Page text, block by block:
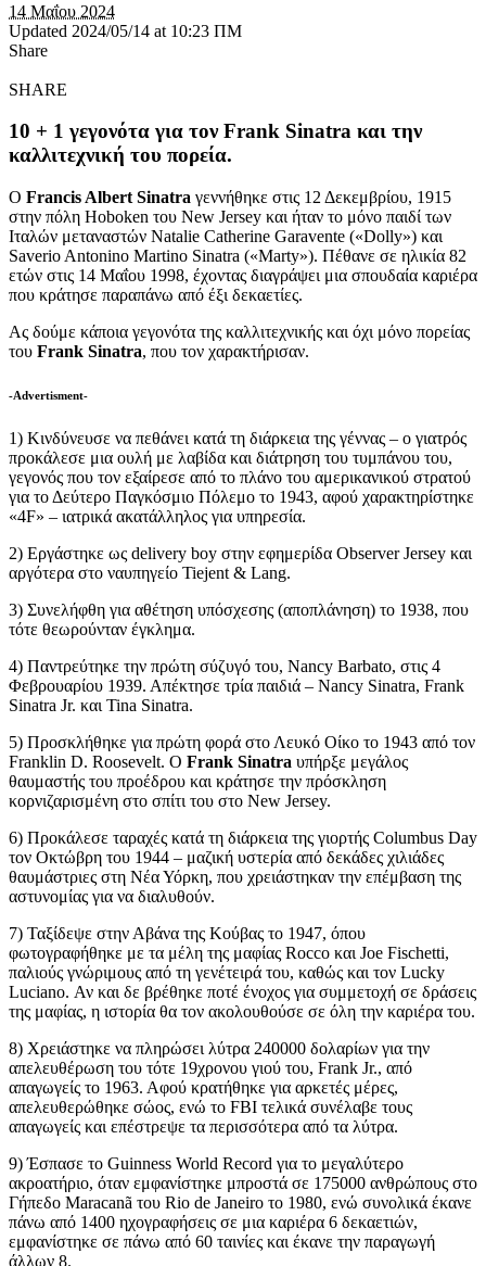
14 Μαΐου 2024
Updated 2024/05/14 at 10:23 ΠΜ
Share
SHARE
10 + 1 γεγονότα για τον Frank Sinatra και την
καλλιτεχνική του πορεία.
Ο Francis Albert Sinatra γεννήθηκε στις 12 Δεκεμβρίου, 1915
στην πόλη Hoboken του New Jersey και ήταν το μόνο παιδί των
Ιταλών μεταναστών Natalie Catherine Garavente («Dolly») και
Saverio Antonino Martino Sinatra («Marty»). Πέθανε σε ηλικία 82
ετών στις 14 Μαΐου 1998, έχοντας διαγράψει μια σπουδαία καριέρα
που κράτησε παραπάνω από έξι δεκαετίες.
Ας δούμε κάποια γεγονότα της καλλιτεχνικής και όχι μόνο πορείας
του Frank Sinatra, που τον χαρακτήρισαν.
-Advertisment-
1) Κινδύνευσε να πεθάνει κατά τη διάρκεια της γέννας – ο γιατρός
προκάλεσε μια ουλή με λαβίδα και διάτρηση του τυμπάνου του,
γεγονός που τον εξαίρεσε από το πλάνο του αμερικανικού στρατού
για το Δεύτερο Παγκόσμιο Πόλεμο το 1943, αφού χαρακτηρίστηκε
«4F» – ιατρικά ακατάλληλος για υπηρεσία.
2) Εργάστηκε ως delivery boy στην εφημερίδα Observer Jersey και
αργότερα στο ναυπηγείο Tiejent & Lang.
3) Συνελήφθη για αθέτηση υπόσχεσης (αποπλάνηση) το 1938, που
τότε θεωρούνταν έγκλημα.
4) Παντρεύτηκε την πρώτη σύζυγό του, Nancy Barbato, στις 4
Φεβρουαρίου 1939. Απέκτησε τρία παιδιά – Nancy Sinatra, Frank
Sinatra Jr. και Tina Sinatra.
5) Προσκλήθηκε για πρώτη φορά στο Λευκό Οίκο το 1943 από τον
Franklin D. Roosevelt. Ο Frank Sinatra υπήρξε μεγάλος
θαυμαστής του προέδρου και κράτησε την πρόσκληση
κορνιζαρισμένη στο σπίτι του στο New Jersey.
6) Προκάλεσε ταραχές κατά τη διάρκεια της γιορτής Columbus Day
τον Οκτώβρη του 1944 – μαζική υστερία από δεκάδες χιλιάδες
θαυμάστριες στη Νέα Υόρκη, που χρειάστηκαν την επέμβαση της
αστυνομίας για να διαλυθούν.
7) Ταξίδεψε στην Αβάνα της Κούβας το 1947, όπου
φωτογραφήθηκε με τα μέλη της μαφίας Rocco και Joe Fischetti,
παλιούς γνώριμους από τη γενέτειρά του, καθώς και τον Lucky
Luciano. Αν και δε βρέθηκε ποτέ ένοχος για συμμετοχή σε δράσεις
της μαφίας, η ιστορία θα τον ακολουθούσε σε όλη την καριέρα του.
8) Χρειάστηκε να πληρώσει λύτρα 240000 δολαρίων για την
απελευθέρωση του τότε 19χρονου γιού του, Frank Jr., από
απαγωγείς το 1963. Αφού κρατήθηκε για αρκετές μέρες,
απελευθερώθηκε σώος, ενώ το FBI τελικά συνέλαβε τους
απαγωγείς και επέστρεψε τα περισσότερα από τα λύτρα.
9) Έσπασε το Guinness World Record για το μεγαλύτερο
ακροατήριο, όταν εμφανίστηκε μπροστά σε 175000 ανθρώπους στο
Γήπεδο Maracanã του Rio de Janeiro το 1980, ενώ συνολικά έκανε
πάνω από 1400 ηχογραφήσεις σε μια καριέρα 6 δεκαετιών,
εμφανίστηκε σε πάνω από 60 ταινίες και έκανε την παραγωγή
άλλων 8.